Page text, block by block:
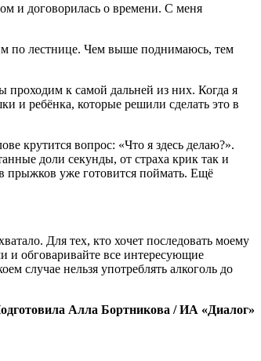
и договорилась о времени. С меня
по лестнице. Чем выше поднимаюсь, тем
проходим к самой дальней из них. Когда я
и ребёнка, которые решили сделать это в
крутится вопрос: «Что я здесь делаю?».
доли секунды, от страха крик так и
прыжков уже готовится поймать. Ещё
Для тех, кто хочет последовать моему
и обговаривайте все интересующие
случае нельзя употреблять алкоголь до
Алла Бортникова / ИА «Диалог»